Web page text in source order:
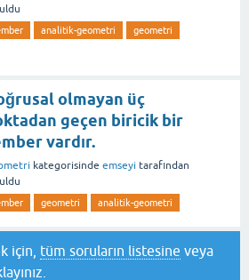
analitik-geometri geometri
olmayan üç
geçen biricik bir
vardır.
kategorisinde emseyi tarafından
geometri analitik-geometri
için, tüm soruların listesine veya